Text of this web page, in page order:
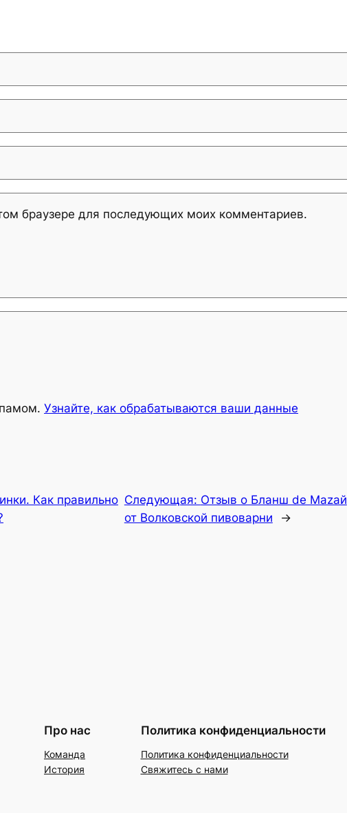
браузере для последующих моих комментариев.
Узнайте, как обрабатываются ваши данные
Как правильно Следующая: Отзыв о Бланш de Mazaй
от Волковской пивоварни
→
Про нас
Команда
История
Политика конфиденциальности
Политика конфиденциальности
Свяжитесь с нами